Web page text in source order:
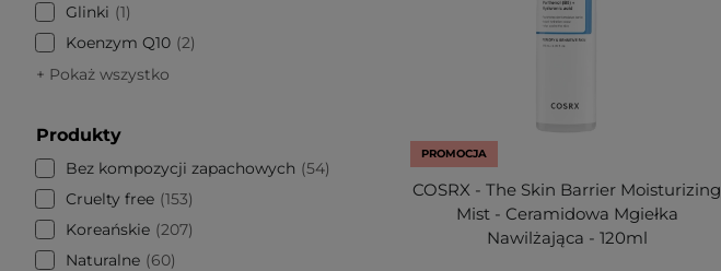
Glinki
1
Koenzym Q10 2
+ Pokaż wszystko
Produkty
Bez kompozycji zapachowych
54
Cruelty free 153
Koreańskie 207
Naturalne
60
PROMOCJA
COSRX - The Skin Barrier Moisturizing
Mist - Ceramidowa Mgiełka
Nawilżająca - 120ml